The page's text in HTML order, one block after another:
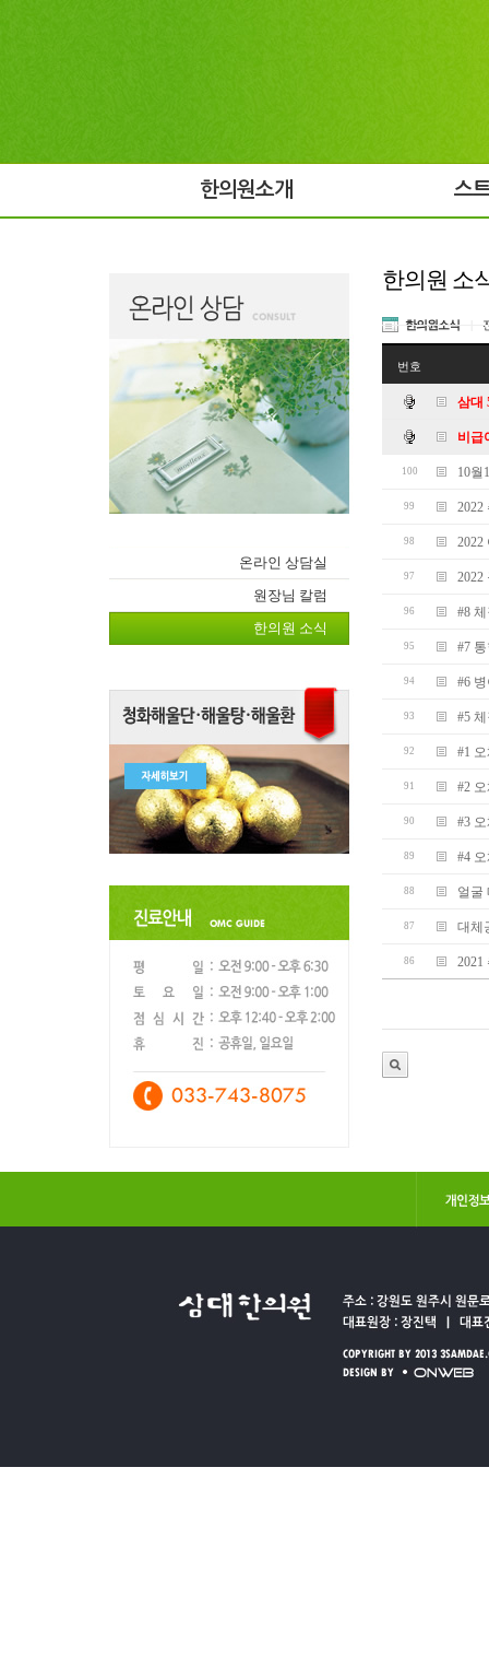
한의원소개 스
온라인 상담실
원장님 칼럼
한의원 소식
한의원 소
한의원소식
번호
삼대
비급
100 10월
99 2022
98 2022
97 2022
96 #8
95 #7
94 #6
93 #5
92 #1
91 #2
90 #3
89 #4
88 얼굴
87 대체
86 2021